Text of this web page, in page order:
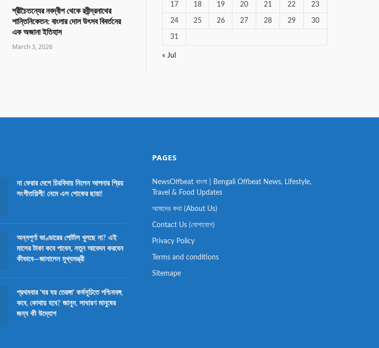
শ্রীচৈতন্যের নবদ্বীপ থেকে রবীন্দ্রনাথের
শান্তিনিকেতন: বাংলার দোল উৎসব বিবর্তনের
এক অজানা ইতিহাস
March 3, 2026
17 18 19 20 21 22 23
24 25 26 27 28 29 30
31
« Jul
না ফেরার দেশে চিরবিদায় নিলেন আপনার প্রিয়
সংগীতশিল্পী! নেমে এল শোকের ছায়া!
অন্নপূর্ণা ভাণ্ডারের পোর্টাল খুলছে না? এই
মাসের টাকা কবে পাবেন, নতুন আবেদন করবেন
কীভাবে—জানালেন মুখ্যমন্ত্রী
প্রথমবার ‘ঘর ঘর তেরঙ্গা’ কর্মসূচিতে পশ্চিমবঙ্গ,
কবে, কোথায় হবে? জানুন, সাধারণ মানুষের
জন্য কী উদ্যোগ
PAGES
NewsOffbeat বাংলা | Bengali Offbeat News, Lifestyle,
Travel & Food Updates
আমাদের কথা (About Us)
Contact Us (যোগাযোগ)
Privacy Policy
Terms and conditions
Sitemape